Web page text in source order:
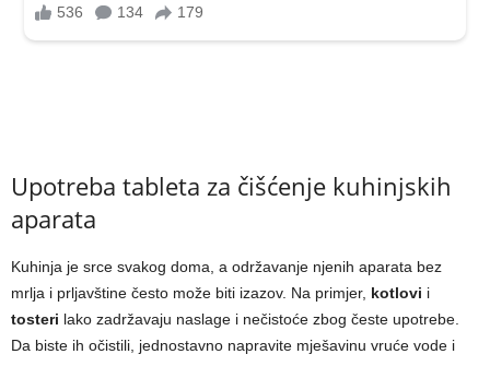
Upotreba tableta za čišćenje kuhinjskih
aparata
Kuhinja je srce svakog doma, a održavanje njenih aparata bez
mrlja i prljavštine često može biti izazov. Na primjer, kotlovi i
tosteri lako zadržavaju naslage i nečistoće zbog česte upotrebe.
Da biste ih očistili, jednostavno napravite mješavinu vruće vode i